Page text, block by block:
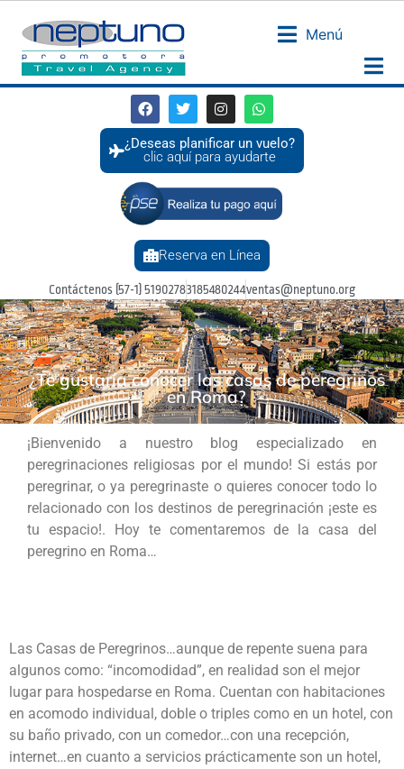
Menú
¿Deseas planificar un vuelo?
clic aquí para ayudarte
Reserva en Línea
Contáctenos (57-1) 51902783185480244ventas@neptuno.org
¿Te gustaría conocer las casas de peregrinos
en Roma?
¡Bienvenido a nuestro blog especializado en
peregrinaciones religiosas por el mundo! Si estás por
peregrinar, o ya peregrinaste o quieres conocer todo lo
relacionado con los destinos de peregrinación ¡este es
tu espacio!. Hoy te comentaremos de la casa del
peregrino en Roma…
Las Casas de Peregrinos…aunque de repente suena para
algunos como: “incomodidad”, en realidad son el mejor
lugar para hospedarse en Roma. Cuentan con habitaciones
en acomodo individual, doble o triples como en un hotel, con
su baño privado, con un comedor…con una recepción,
internet…en cuanto a servicios prácticamente son un hotel,